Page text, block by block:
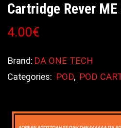
Cartridge Rever
4.00€
Brand: DA ONE TECH
Categories: POD, POD